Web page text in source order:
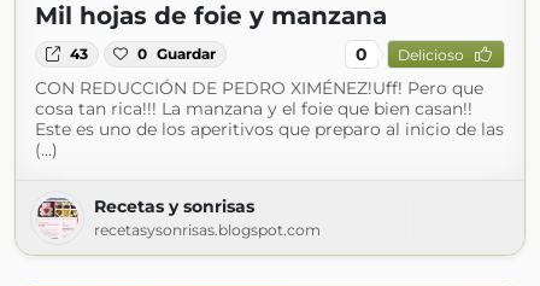
Mil hojas de foie y manzana
43 0 Guardar 0 Delicioso
CON REDUCCIÓN DE PEDRO XIMÉNEZ!Uff! Pero que
cosa tan rica!!! La manzana y el foie que bien casan!!
Este es uno de los aperitivos que preparo al inicio de las
(...)
Recetas y sonrisas
recetasysonrisas.blogspot.com